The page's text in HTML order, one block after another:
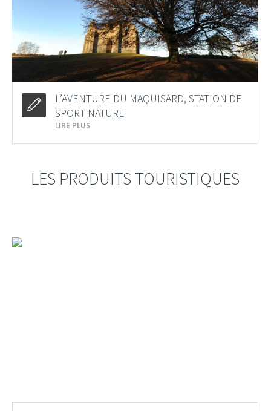
L’AVENTURE DU MAQUISARD, STATION DE
SPORT NATURE
LIRE PLUS
LES PRODUITS TOURISTIQUES